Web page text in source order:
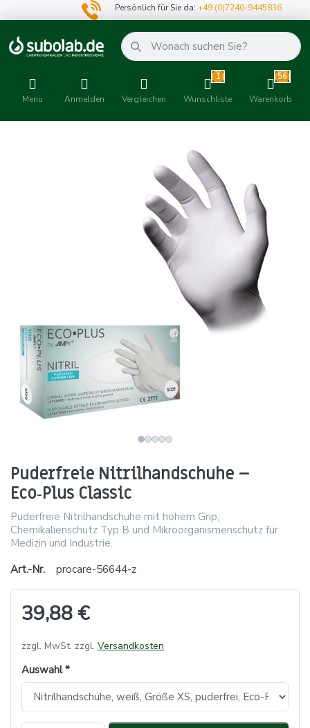
Persönlich für Sie da:+49 (0)7240-9445836
Menü Anmelden Vergleichen
1
Wunschliste
56
Warenkorb
Puderfreie Nitrilhandschuhe –
Eco‑Plus Classic
Puderfreie Nitrilhandschuhe mit hohem Grip,
Chemikalienschutz Typ B und Mikroorganismenschutz für
Medizin und Industrie.
Art.-Nr.
procare-56644-z
39,88 €
zzgl. MwSt. zzgl. Versandkosten
Auswahl